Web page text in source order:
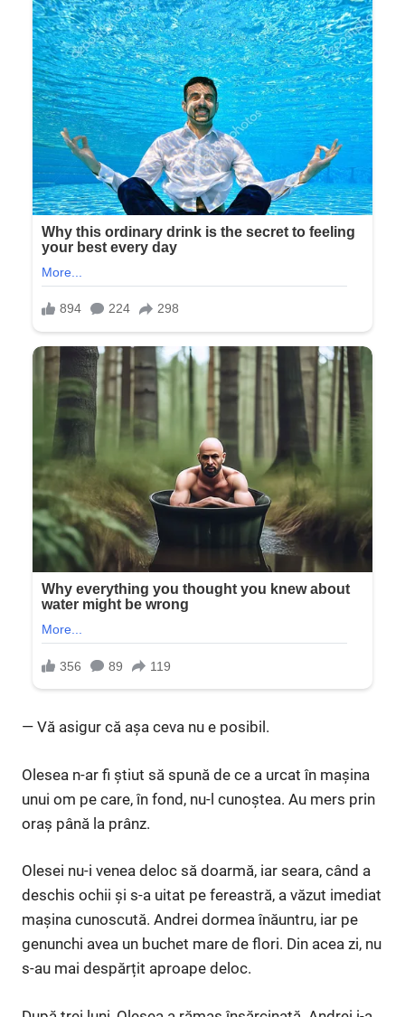
— Vă asigur că așa ceva nu e posibil.
Olesea n-ar fi știut să spună de ce a urcat în mașina
unui om pe care, în fond, nu-l cunoștea. Au mers prin
oraș până la prânz.
Olesei nu-i venea deloc să doarmă, iar seara, când a
deschis ochii și s-a uitat pe fereastră, a văzut imediat
mașina cunoscută. Andrei dormea înăuntru, iar pe
genunchi avea un buchet mare de flori. Din acea zi, nu
s-au mai despărțit aproape deloc.